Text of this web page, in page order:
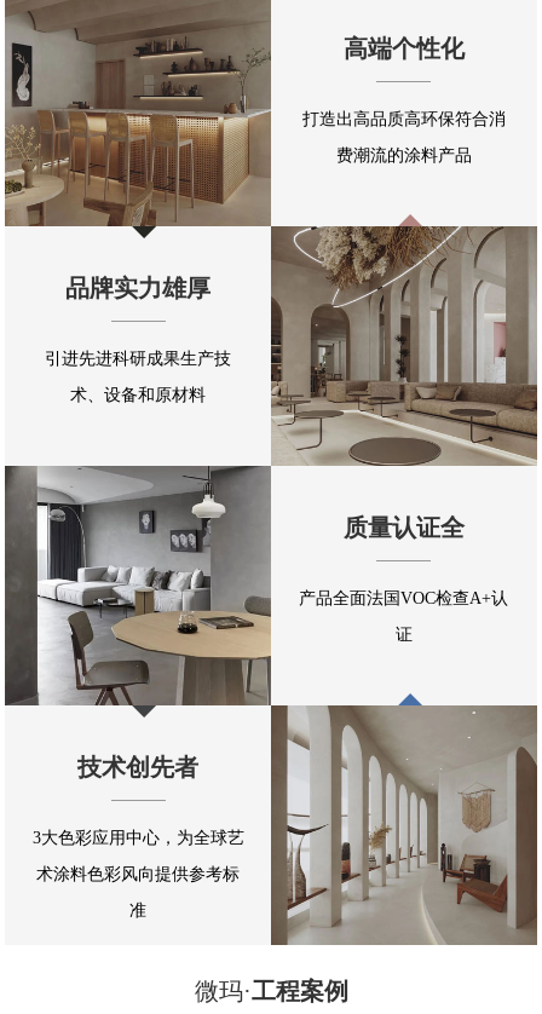
品牌实力雄厚
引进先进科研成果生产技
术、设备和原材料
高端个性化
打造出高品质高环保符合消
费潮流的涂料产品
技术创先者
3大色彩应用中心，为全球艺
术涂料色彩风向提供参考标
准
质量认证全
产品全面法国VOC检查A+认
证
微玛·工程案例